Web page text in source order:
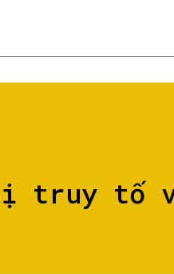
bị truy tố